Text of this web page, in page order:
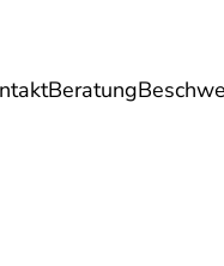
Beratung
Umwelt